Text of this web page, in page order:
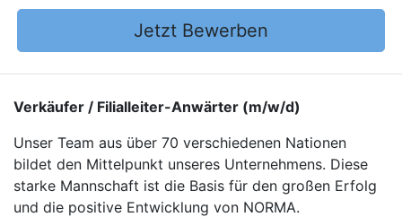
Jetzt Bewerben
Verkäufer / Filialleiter-Anwärter (m/w/d)
Unser Team aus über 70 verschiedenen Nationen
bildet den Mittelpunkt unseres Unternehmens. Diese
starke Mannschaft ist die Basis für den großen Erfolg
und die positive Entwicklung von NORMA.